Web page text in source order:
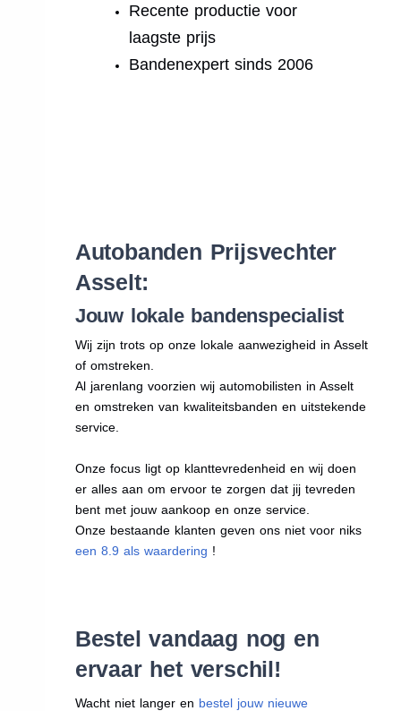
Recente productie voor
laagste prijs
Bandenexpert sinds 2006
Autobanden Prijsvechter
Asselt:
Jouw lokale bandenspecialist
Wij zijn trots op onze lokale aanwezigheid in Asselt
of omstreken.
Al jarenlang voorzien wij automobilisten in Asselt
en omstreken van kwaliteitsbanden en uitstekende
service.
Onze focus ligt op klanttevredenheid en wij doen
er alles aan om ervoor te zorgen dat jij tevreden
bent met jouw aankoop en onze service.
Onze bestaande klanten geven ons niet voor niks
een 8.9 als waardering !
Bestel vandaag nog en
ervaar het verschil!
Wacht niet langer en bestel jouw nieuwe